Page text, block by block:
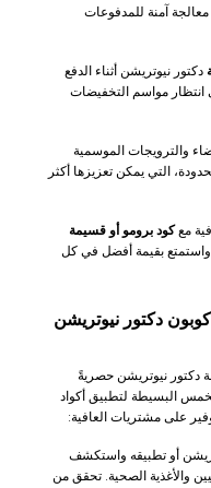
آمنة للمدفوعات
دكتور نيوتريشن أثناء الدفع
انتظار مواسم التخفيضات
والترويجات الموسمية
التي يمكن تعزيزها أكثر
معكود برومو أو قسيمة
بقيمة أفضل في كل
دكتور نيوتريشن
دكتور نيوتريشن حصريةً
البسيطة لتطبيق أكواد
على مشتريات العافية:
أو تطبيقه واستكشف
والأغذية الصحية. تحقق من